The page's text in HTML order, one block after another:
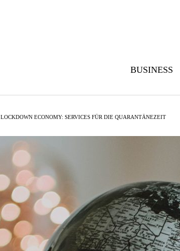
BUSINESS
LOCKDOWN ECONOMY: SERVICES FÜR DIE QUARANTÄNEZEIT